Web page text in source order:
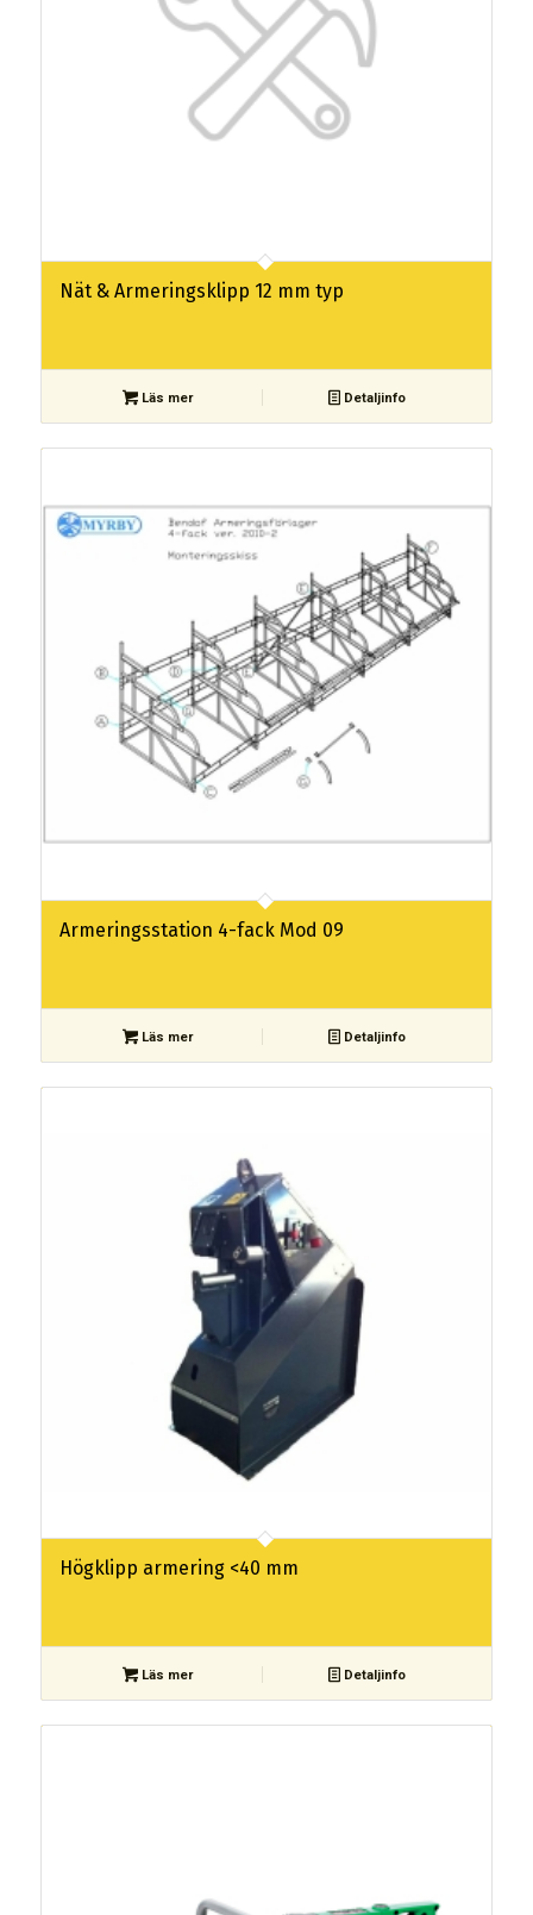
Nät & Armeringsklipp 12 mm typ
Läs mer Detaljinfo
Armeringsstation 4-fack Mod 09
Läs mer Detaljinfo
Högklipp armering <40 mm
Läs mer Detaljinfo